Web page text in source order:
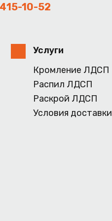
10-52
Услуги
Кромление ЛДСП
Распил ЛДСП
Раскрой ЛДСП
Условия доставки